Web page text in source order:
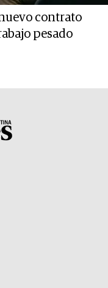
contrato
pesado